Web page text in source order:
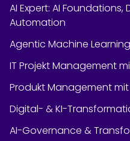
AI Expert: AI
Automation
Agentic Machine
IT Projekt Management
Produkt Management mit
Digital- & KI-
AI-Governance &